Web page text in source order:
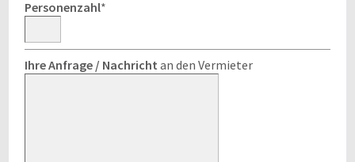
Personenzahl*
Ihre Anfrage / Nachricht an den Vermieter